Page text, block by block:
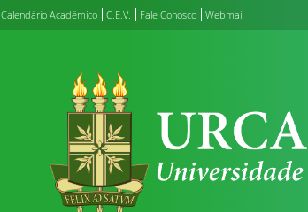
Calendário Acadêmico C.E.V. Fale Conosco Webmail